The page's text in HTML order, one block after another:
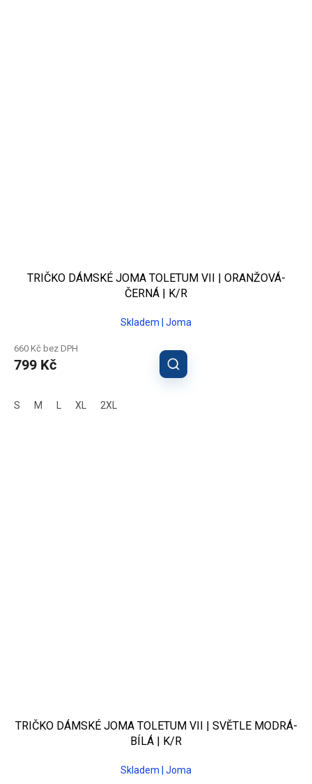
TRIČKO DÁMSKÉ JOMA TOLETUM VII | ORANŽOVÁ-
ČERNÁ | K/R
Skladem | Joma
660 Kč bez DPH
799 Kč
S M L XL 2XL
TRIČKO DÁMSKÉ JOMA TOLETUM VII | SVĚTLE MODRÁ-
BÍLÁ | K/R
Skladem | Joma